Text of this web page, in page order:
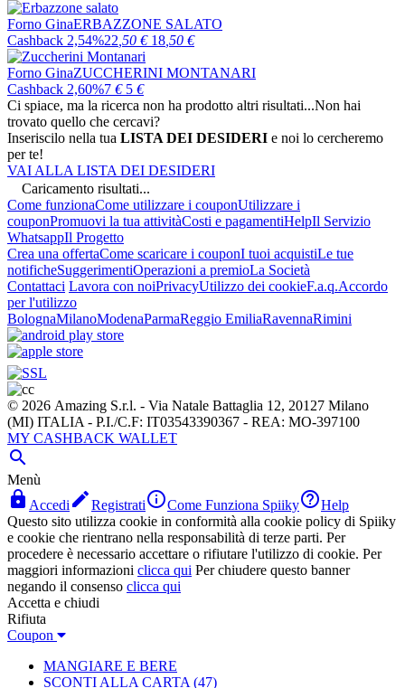
Forno GinaERBAZZONE SALATO
Cashback 2,54%22 ,50 € 18 ,50 €
Forno GinaZUCCHERINI MONTANARI
Cashback 2,60%7 € 5 €
Ci spiace, ma la ricerca non ha prodotto altri risultati...Non hai
trovato quello che cercavi?
Inseriscilo nella tua LISTA DEI DESIDERI e noi lo cercheremo
per te!
VAI ALLA LISTA DEI DESIDERI
Caricamento risultati...
Come funzionaCome utilizzare i couponUtilizzare i
couponPromuovi la tua attivitàCosti e pagamentiHelpIl Servizio
WhatsappIl Progetto
Crea una offertaCome scaricare i couponI tuoi acquistiLe tue
notificheSuggerimentiOperazioni a premioLa Società
Contattaci Lavora con noiPrivacyUtilizzo dei cookieF.a.q.Accordo
per l'utilizzo
BolognaMilanoModenaParmaReggio EmiliaRavennaRimini
© 2026 Amazing S.r.l. - Via Natale Battaglia 12, 20127 Milano
(MI) ITALIA - P.I./C.F: IT03543390367 - REA: MO-397100
MY CASHBACK WALLET

Menù
 Accedi RegistratiCome Funziona SpiikyHelp
Questo sito utilizza cookie in conformità alla cookie policy di Spiiky
e cookie che rientrano nella responsabilità di terze parti. Per
procedere è necessario accettare o rifiutare l'utilizzo di cookie. Per
maggiori informazioni clicca qui Per chiudere questo banner
negando il consenso clicca qui
Accetta e chiudi
Rifiuta
Coupon
MANGIARE E BERE
SCONTI ALLA CARTA (47)